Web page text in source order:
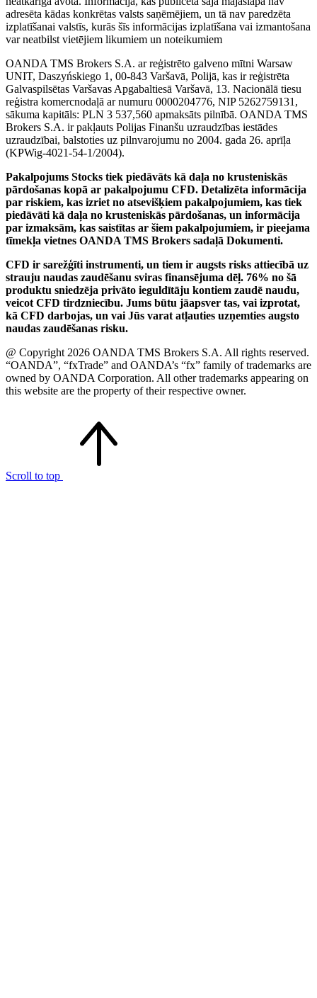
adresēta kādas konkrētas valsts saņēmējiem, un tā nav paredzēta
izplatīšanai valstīs, kurās šīs informācijas izplatīšana vai izmantošana
var neatbilst vietējiem likumiem un noteikumiem
OANDA TMS Brokers S.A. ar reģistrēto galveno mītni Warsaw
UNIT, Daszyńskiego 1, 00-843 Varšavā, Polijā, kas ir reģistrēta
Galvaspilsētas Varšavas Apgabaltiesā Varšavā, 13. Nacionālā tiesu
reģistra komercnodaļā ar numuru 0000204776, NIP 5262759131,
sākuma kapitāls: PLN 3 537,560 apmaksāts pilnībā. OANDA TMS
Brokers S.A. ir pakļauts Polijas Finanšu uzraudzības iestādes
uzraudzībai, balstoties uz pilnvarojumu no 2004. gada 26. aprīļa
(KPWig-4021-54-1/2004).
Pakalpojums Stocks tiek piedāvāts kā daļa no krusteniskās
pārdošanas kopā ar pakalpojumu CFD. Detalizēta informācija
par riskiem, kas izriet no atsevišķiem pakalpojumiem, kas tiek
piedāvāti kā daļa no krusteniskās pārdošanas, un informācija
par izmaksām, kas saistītas ar šiem pakalpojumiem, ir pieejama
tīmekļa vietnes OANDA TMS Brokers sadaļā Dokumenti.
CFD ir sarežģīti instrumenti, un tiem ir augsts risks attiecībā uz
strauju naudas zaudēšanu sviras finansējuma dēļ. 76% no šā
produktu sniedzēja privāto ieguldītāju kontiem zaudē naudu,
veicot CFD tirdzniecību. Jums būtu jāapsver tas, vai izprotat,
kā CFD darbojas, un vai Jūs varat atļauties uzņemties augsto
naudas zaudēšanas risku.
@ Copyright 2026 OANDA TMS Brokers S.A. All rights reserved.
“OANDA”, “fxTrade” and OANDA’s “fx” family of trademarks are
owned by OANDA Corporation. All other trademarks appearing on
this website are the property of their respective owner.
Scroll to top